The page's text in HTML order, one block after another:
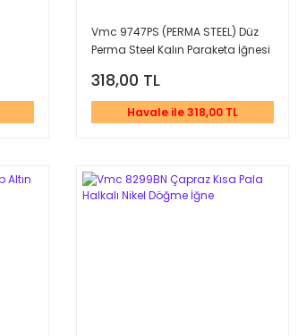
Vmc 9747PS (PERMA STEEL) Düz
Perma Steel Kalın Paraketa İğnesi
318,00 TL
Havale ile 318,00 TL